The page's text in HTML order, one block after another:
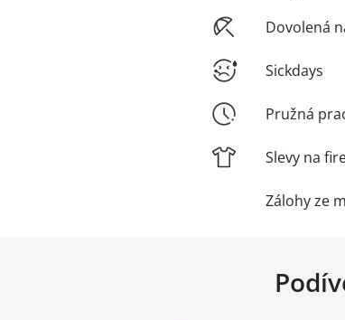
Dovolená
Sickdays
Pružná
Slevy na
Zálohy ze